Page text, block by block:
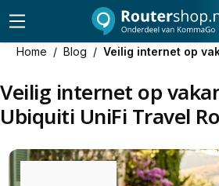
Home / Blog /
Veilig internet op
Ubiquiti UniFi Travel